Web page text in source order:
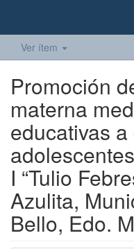
Ver ítem
Promoción
materna
educativas
I “Tulio
Azulita,
Bello, Edo.